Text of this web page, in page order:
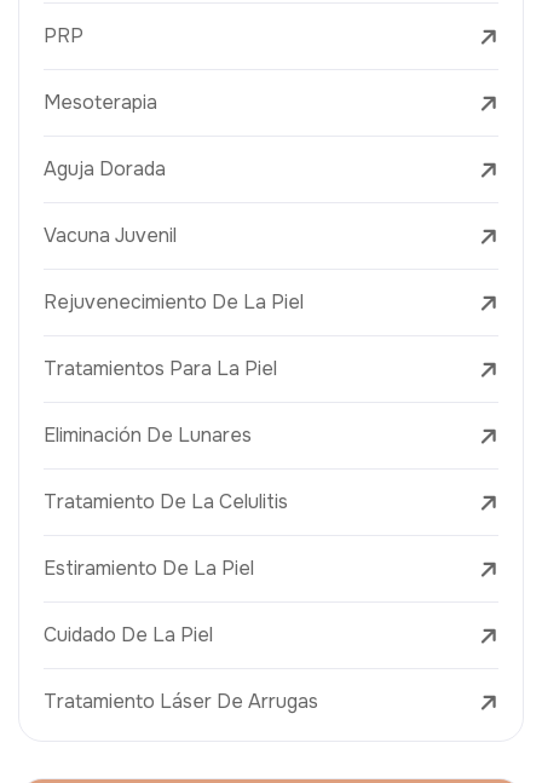
PRP
Mesoterapia
Aguja Dorada
Vacuna Juvenil
Rejuvenecimiento De La Piel
Tratamientos Para La Piel
Eliminación De Lunares
Tratamiento De La Celulitis
Estiramiento De La Piel
Cuidado De La Piel
Tratamiento Láser De Arrugas